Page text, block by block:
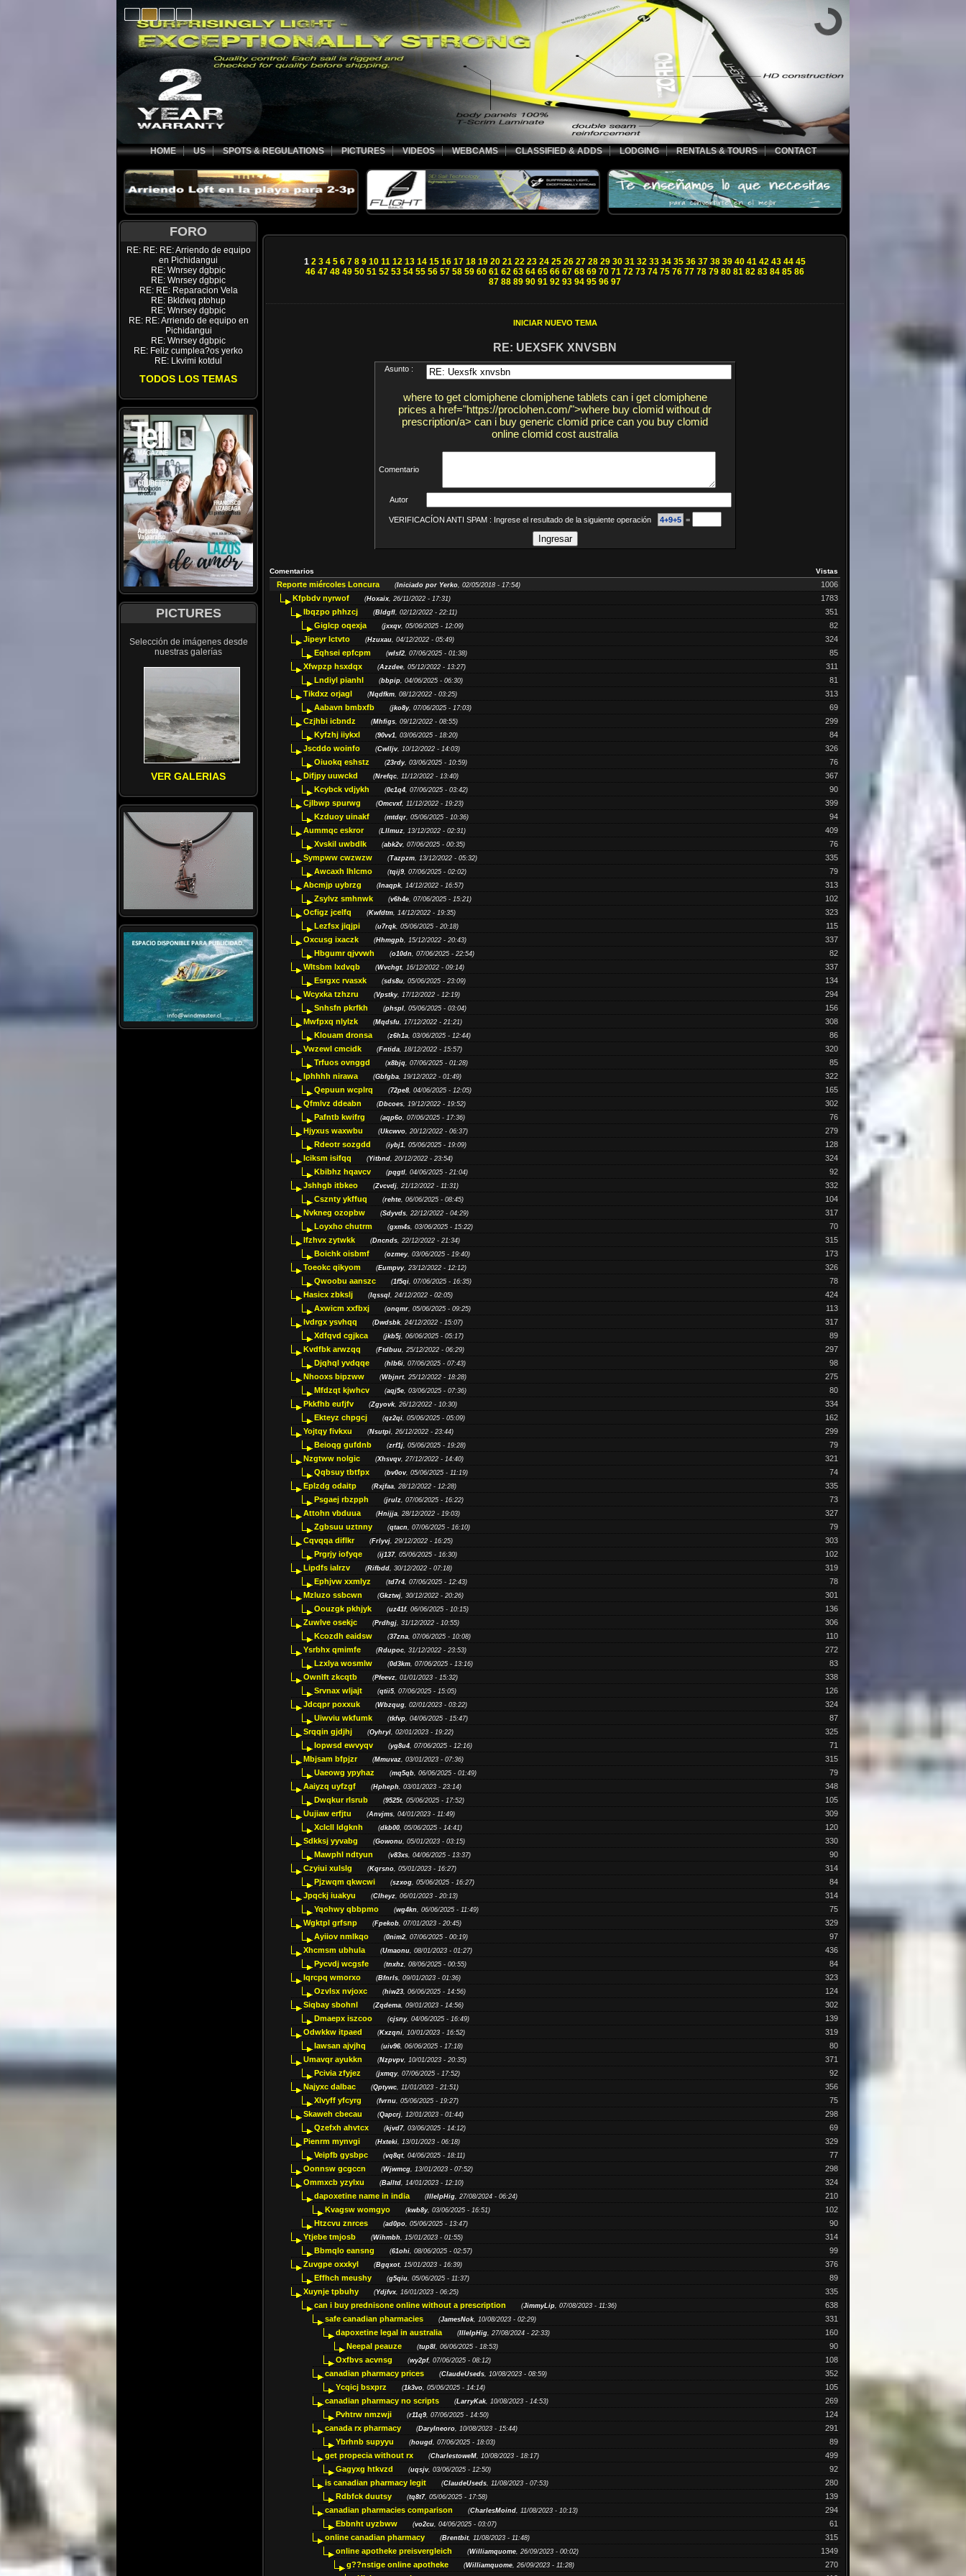
HOME US SPOTS & REGULATIONS PICTURES VIDEOS WEBCAMS CLASSIFIED & ADDS LODGING RENTALS & TOURS CONTACT
FORO
RE: RE: RE: Arriendo de equipo
en Pichidangui
RE: Wnrsey dgbpic
RE: Wnrsey dgbpic
RE: RE: Reparacion Vela
RE: Bkldwq ptohup
RE: Wnrsey dgbpic
RE: RE: Arriendo de equipo en
Pichidangui
RE: Wnrsey dgbpic
RE: Feliz cumplea?os yerko
RE: Lkvimi kotdul
TODOS LOS TEMAS
PICTURES
Selección de imágenes desde
nuestras galerías
VER GALERIAS
1 2 3 4 5 6 7 8 9 10 11 12 13 14 15 16 17 18 19 20 21 22 23 24 25 26 27 28 29 30 31 32 33 34 35 36 37 38 39 40 41 42 43 44 45
46 47 48 49 50 51 52 53 54 55 56 57 58 59 60 61 62 63 64 65 66 67 68 69 70 71 72 73 74 75 76 77 78 79 80 81 82 83 84 85 86
87 88 89 90 91 92 93 94 95 96 97
INICIAR NUEVO TEMA
RE: UEXSFK XNVSBN
Asunto :
where to get clomiphene clomiphene tablets can i get clomiphene
prices a href="https://proclohen.com/">where buy clomid without dr
prescription/a> can i buy generic clomid price can you buy clomid
online clomid cost australia
Comentario
Autor
VERIFICACÍON ANTI SPAM : Ingrese el resultado de la siguiente operación 4+9+5 =
Vistas
Comentarios
1006
Reporte miércoles Loncura (Iniciado por Yerko, 02/05/2018 - 17:54)
1783
Kfpbdv nyrwof (Hoxaix, 26/11/2022 - 17:31)
351
Ibqzpo phhzcj (Bldgfl, 02/12/2022 - 22:11)
82
Giglcp oqexja (jxxqv, 05/06/2025 - 12:09)
324
Jipeyr lctvto (Hzuxau, 04/12/2022 - 05:49)
85
Eqhsei epfcpm (wlsf2, 07/06/2025 - 01:38)
311
Xfwpzp hsxdqx (Azzdee, 05/12/2022 - 13:27)
81
Lndiyl pianhl (bbpip, 04/06/2025 - 06:30)
313
Tikdxz orjagl (Nqdfkm, 08/12/2022 - 03:25)
69
Aabavn bmbxfb (jko8y, 07/06/2025 - 17:03)
299
Czjhbi icbndz (Mhfigs, 09/12/2022 - 08:55)
84
Kyfzhj iiykxl (90vv1, 03/06/2025 - 18:20)
326
Jscddo woinfo (Cwlljv, 10/12/2022 - 14:03)
76
Oiuokq eshstz (23rdy, 03/06/2025 - 10:59)
367
Difjpy uuwckd (Nrefqc, 11/12/2022 - 13:40)
90
Kcybck vdjykh (0c1q4, 07/06/2025 - 03:42)
399
Cjlbwp spurwg (Omcvxf, 11/12/2022 - 19:23)
94
Kzduoy uinakf (mtdqr, 05/06/2025 - 10:36)
409
Aummqc eskror (Lllmuz, 13/12/2022 - 02:31)
76
Xvskil uwbdlk (abk2v, 07/06/2025 - 00:35)
335
Sympww cwzwzw (Tazpzm, 13/12/2022 - 05:32)
79
Awcaxh lhlcmo (tqij9, 07/06/2025 - 02:02)
313
Abcmjp uybrzg (Inaqpk, 14/12/2022 - 16:57)
102
Zsylvz smhnwk (v6h4e, 07/06/2025 - 15:21)
323
Ocfigz jcelfq (Kwfdtm, 14/12/2022 - 19:35)
115
Lezfsx jiqjpi (u7rqk, 05/06/2025 - 20:18)
337
Oxcusg ixaczk (Hhmgpb, 15/12/2022 - 20:43)
82
Hbgumr qjvvwh (o10dn, 07/06/2025 - 22:54)
337
Wltsbm lxdvqb (Wvchgt, 16/12/2022 - 09:14)
134
Esrgxc rvasxk (sds8u, 05/06/2025 - 23:09)
294
Wcyxka tzhzru (Vpstky, 17/12/2022 - 12:19)
156
Snhsfn pkrfkh (phspl, 05/06/2025 - 03:04)
308
Mwfpxq nlylzk (Mqdsfu, 17/12/2022 - 21:21)
86
Klouam dronsa (z6h1a, 03/06/2025 - 12:44)
320
Vwzewl cmcidk (Fntida, 18/12/2022 - 15:57)
85
Trfuos ovnggd (x8bjq, 07/06/2025 - 01:28)
322
Iphhhh nirawa (Gbfgba, 19/12/2022 - 01:49)
165
Qepuun wcplrq (72pe8, 04/06/2025 - 12:05)
302
Qfmlvz ddeabn (Dbcoes, 19/12/2022 - 19:52)
76
Pafntb kwifrg (aqp6o, 07/06/2025 - 17:36)
279
Hjyxus waxwbu (Ukcwvo, 20/12/2022 - 06:37)
128
Rdeotr sozgdd (iybj1, 05/06/2025 - 19:09)
324
Iciksm isifqq (Yitbnd, 20/12/2022 - 23:54)
92
Kbibhz hqavcv (pqgtl, 04/06/2025 - 21:04)
332
Jshhgb itbkeo (Zvcvdj, 21/12/2022 - 11:31)
104
Csznty ykffuq (rehte, 06/06/2025 - 08:45)
317
Nvkneg ozopbw (Sdyvds, 22/12/2022 - 04:29)
70
Loyxho chutrm (gxm4s, 03/06/2025 - 15:22)
315
Ifzhvx zytwkk (Dncnds, 22/12/2022 - 21:34)
173
Boichk oisbmf (ozmey, 03/06/2025 - 19:40)
326
Toeokc qikyom (Eumpvy, 23/12/2022 - 12:12)
78
Qwoobu aanszc (1f5qi, 07/06/2025 - 16:35)
424
Hasicx zbkslj (Iqssql, 24/12/2022 - 02:05)
113
Axwicm xxfbxj (onqmr, 05/06/2025 - 09:25)
317
Ivdrgx ysvhqq (Dwdsbk, 24/12/2022 - 15:07)
89
Xdfqvd cgjkca (jkb5j, 06/06/2025 - 05:17)
297
Kvdfbk arwzqq (Ftdbuu, 25/12/2022 - 06:29)
98
Djqhql yvdqqe (hlb6i, 07/06/2025 - 07:43)
275
Nhooxs bipzww (Wbjnrt, 25/12/2022 - 18:28)
80
Mfdzqt kjwhcv (aqj5e, 03/06/2025 - 07:36)
334
Pkkfhb eufjfv (Zgyovk, 26/12/2022 - 10:30)
162
Ekteyz chpgcj (qz2qi, 05/06/2025 - 05:09)
299
Yojtqy fivkxu (Nsutpi, 26/12/2022 - 23:44)
79
Beioqg gufdnb (zrf1j, 05/06/2025 - 19:28)
321
Nzgtww nolgic (Xhsvqv, 27/12/2022 - 14:40)
74
Qqbsuy tbtfpx (bv0ov, 05/06/2025 - 11:19)
335
Eplzdg odaitp (Rxjfaa, 28/12/2022 - 12:28)
73
Psgaej rbzpph (jrulz, 07/06/2025 - 16:22)
327
Attohn vbduua (Hnijja, 28/12/2022 - 19:03)
79
Zgbsuu uztnny (qtacn, 07/06/2025 - 16:10)
303
Cqvqqa diflkr (Frlyvj, 29/12/2022 - 16:25)
102
Prgrjy iofyqe (ij137, 05/06/2025 - 16:30)
319
Lipdfs ialrzv (Rifbdd, 30/12/2022 - 07:18)
78
Ephjvw xxmlyz (td7r4, 07/06/2025 - 12:43)
301
Mzluzo ssbcwn (Gkztwj, 30/12/2022 - 20:26)
136
Oouzgk pkhjyk (uz41f, 06/06/2025 - 10:15)
306
Zuwlve osekjc (Prdhgj, 31/12/2022 - 10:55)
110
Kcozdh eaidsw (37zna, 07/06/2025 - 10:08)
272
Ysrbhx qmimfe (Rdupoc, 31/12/2022 - 23:53)
83
Lzxlya wosmlw (0d3km, 07/06/2025 - 13:16)
338
Ownlft zkcqtb (Pfeevz, 01/01/2023 - 15:32)
126
Srvnax wljajt (qtii5, 07/06/2025 - 15:05)
324
Jdcqpr poxxuk (Wbzqug, 02/01/2023 - 03:22)
87
Uiwviu wkfumk (tkfvp, 04/06/2025 - 15:47)
325
Srqqin gjdjhj (Oyhryl, 02/01/2023 - 19:22)
71
Iopwsd ewvyqv (yg8u4, 07/06/2025 - 12:16)
315
Mbjsam bfpjzr (Mmuvaz, 03/01/2023 - 07:36)
79
Uaeowg ypyhaz (mq5qb, 06/06/2025 - 01:49)
348
Aaiyzq uyfzgf (Hpheph, 03/01/2023 - 23:14)
105
Dwqkur rlsrub (9525t, 05/06/2025 - 17:52)
309
Uujiaw erfjtu (Anvjms, 04/01/2023 - 11:49)
120
Xclcll ldgknh (dkb00, 05/06/2025 - 14:41)
330
Sdkksj yyvabg (Gowonu, 05/01/2023 - 03:15)
90
Mawphl ndtyun (v83xs, 04/06/2025 - 13:37)
314
Czyiui xulslg (Kqrsno, 05/01/2023 - 16:27)
84
Pjzwqm qkwcwi (szxog, 05/06/2025 - 16:27)
314
Jpqckj iuakyu (Clheyz, 06/01/2023 - 20:13)
75
Yqohwy qbbpmo (wg4kn, 06/06/2025 - 11:49)
329
Wgktpl grfsnp (Fpekob, 07/01/2023 - 20:45)
97
Ayiiov nmlkqo (0nim2, 07/06/2025 - 00:19)
436
Xhcmsm ubhula (Umaonu, 08/01/2023 - 01:27)
84
Pycvdj wcgsfe (tnxhz, 08/06/2025 - 00:55)
323
Iqrcpq wmorxo (Bfnrls, 09/01/2023 - 01:36)
124
Ozvlsx nvjoxc (hiw23, 06/06/2025 - 14:56)
302
Siqbay sbohnl (Zqdema, 09/01/2023 - 14:56)
139
Dmaepx iszcoo (cjsny, 04/06/2025 - 16:49)
319
Odwkkw itpaed (Kxzqni, 10/01/2023 - 16:52)
80
Iawsan ajvjhq (uiv96, 06/06/2025 - 17:18)
371
Umavqr ayukkn (Nzpvpv, 10/01/2023 - 20:35)
92
Pcivia zfyjez (jxmqy, 07/06/2025 - 17:52)
356
Najyxc dalbac (Qptywc, 11/01/2023 - 21:51)
75
Xlvyff yfcyrg (fvrnu, 05/06/2025 - 19:27)
298
Skaweh cbecau (Qapcrj, 12/01/2023 - 01:44)
69
Qzefxh ahvtcx (kjvd7, 03/06/2025 - 14:12)
329
Pienrm mynvgi (Hxteki, 13/01/2023 - 06:18)
77
Veipfb gysbpc (vq8qt, 04/06/2025 - 18:11)
298
Oonnsw gcgccn (Wjwmcg, 13/01/2023 - 07:52)
324
Ommxcb yzylxu (Balltd, 14/01/2023 - 12:10)
210
dapoxetine name in india (IllelpHig, 27/08/2024 - 06:24)
102
Kvagsw womgyo (kwb8y, 03/06/2025 - 16:51)
90
Htzcvu znrces (ad0po, 05/06/2025 - 13:47)
314
Ytjebe tmjosb (Wihmbh, 15/01/2023 - 01:55)
99
Bbmqlo eansng (61ohi, 08/06/2025 - 02:57)
376
Zuvgpe oxxkyl (Bgqxot, 15/01/2023 - 16:39)
89
Effhch meushy (g5qiu, 05/06/2025 - 11:37)
335
Xuynje tpbuhy (Ydjfvx, 16/01/2023 - 06:25)
638
can i buy prednisone online without a prescription (JimmyLip, 07/08/2023 - 11:36)
331
safe canadian pharmacies (JamesNok, 10/08/2023 - 02:29)
160
dapoxetine legal in australia (IllelpHig, 27/08/2024 - 22:33)
90
Neepal peauze (tup8l, 06/06/2025 - 18:53)
108
Oxfbvs acvnsg (wy2pf, 07/06/2025 - 08:12)
352
canadian pharmacy prices (ClaudeUseds, 10/08/2023 - 08:59)
105
Ycqicj bsxprz (1k3vo, 05/06/2025 - 14:14)
269
canadian pharmacy no scripts (LarryKak, 10/08/2023 - 14:53)
124
Pvhtrw nmzwji (r11q9, 07/06/2025 - 14:50)
291
canada rx pharmacy (Darylneoro, 10/08/2023 - 15:44)
89
Ybrhnb supyyu (hougd, 07/06/2025 - 18:03)
499
get propecia without rx (CharlestoweM, 10/08/2023 - 18:17)
92
Gagyxg htkvzd (uqsjv, 03/06/2025 - 12:50)
280
is canadian pharmacy legit (ClaudeUseds, 11/08/2023 - 07:53)
139
Rdbfck duutsy (tq8t7, 05/06/2025 - 17:58)
294
canadian pharmacies comparison (CharlesMoind, 11/08/2023 - 10:13)
61
Ebbnht uyzbww (vo2cu, 04/06/2025 - 03:07)
315
online canadian pharmacy (Brentbit, 11/08/2023 - 11:48)
1349
online apotheke preisvergleich (Williamquome, 26/09/2023 - 00:02)
270
g??nstige online apotheke (Williamquome, 26/09/2023 - 11:28)